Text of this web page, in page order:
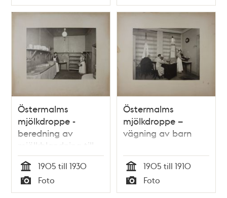
Typ Typ
Östermalms
mjölkdroppe -
beredning av
mjölkblandning till
spädbarn
Tid
1905 till 1930
Typ
Foto
Östermalms
mjölkdroppe –
vägning av barn
Tid
1905 till 1910
Typ
Foto